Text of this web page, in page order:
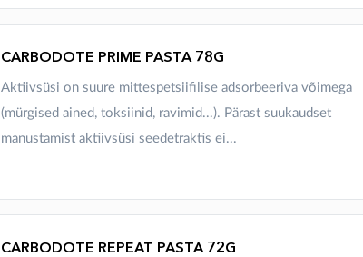
CARBODOTE PRIME PASTA 78G
Aktiivsüsi on suure mittespetsiifilise adsorbeeriva võimega
(mürgised ained, toksiinid, ravimid...). Pärast suukaudset
manustamist aktiivsüsi seedetraktis ei...
CARBODOTE REPEAT PASTA 72G